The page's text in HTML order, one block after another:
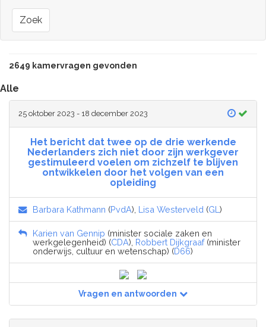
Zoek
2649 kamervragen gevonden
Alle
25 oktober 2023 - 18 december 2023
Het bericht dat twee op de drie werkende
Nederlanders zich niet door zijn werkgever
gestimuleerd voelen om zichzelf te blijven
ontwikkelen door het volgen van een
opleiding
Barbara Kathmann (PvdA), Lisa Westerveld (GL )
Karien van Gennip (minister sociale zaken en
werkgelegenheid) (CDA), Robbert Dijkgraaf(minister
onderwijs, cultuur en wetenschap) (D66)
Vragen en antwoorden